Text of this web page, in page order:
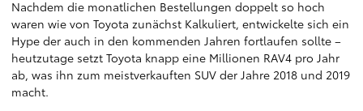
Nachdem die monatlichen Bestellungen doppelt so hoch
waren wie von Toyota zunächst Kalkuliert, entwickelte sich ein
Hype der auch in den kommenden Jahren fortlaufen sollte –
heutzutage setzt Toyota knapp eine Millionen RAV4 pro Jahr
ab, was ihn zum meistverkauften SUV der Jahre 2018 und 2019
macht.